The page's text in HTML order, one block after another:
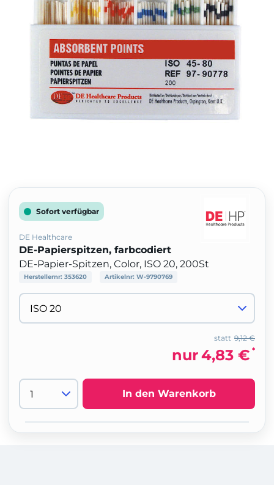
Sofort verfügbar
DE Healthcare
DE-Papierspitzen, farbcodiert
DE-Papier-Spitzen, Color, ISO 20, 200St
Herstellernr: 353620 Artikelnr: W-9790769
9,12 €
statt
nur4,83 € *
In den Warenkorb